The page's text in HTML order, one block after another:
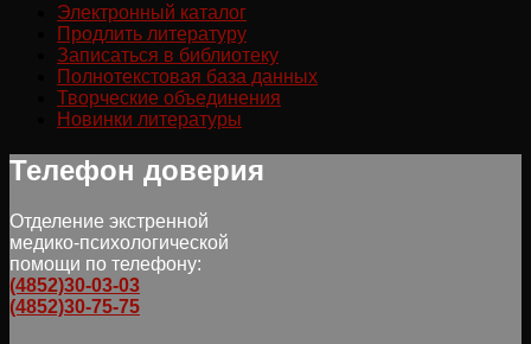
Электронный каталог
Продлить литературу
Записаться в библиотеку
Полнотекстовая база данных
Творческие объединения
Новинки литературы
Телефон доверия
Отделение экстренной
медико-психологической
помощи по телефону:
(4852)30-03-03
(4852)30-75-75